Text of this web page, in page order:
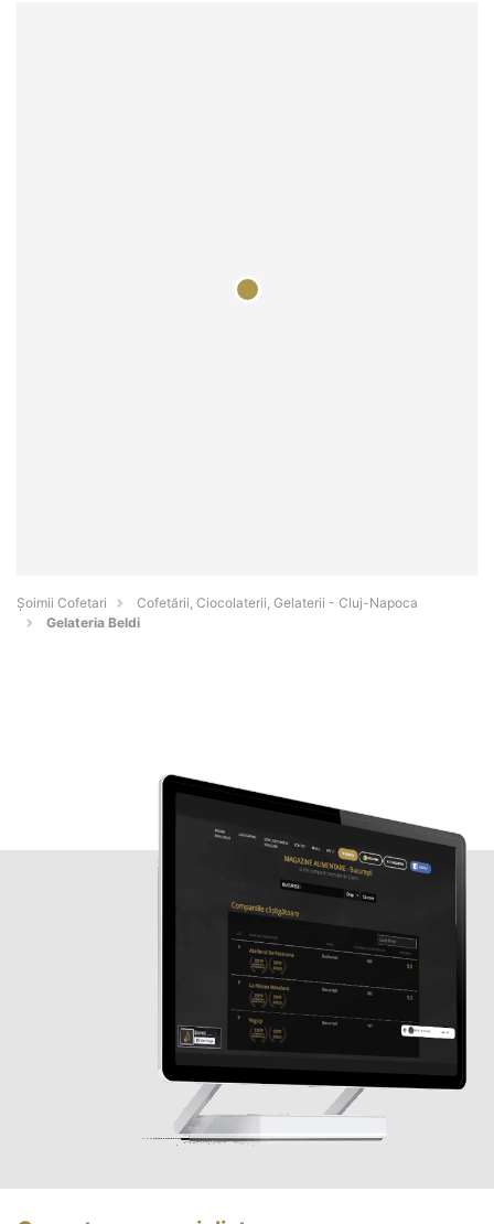
Șoimii Cofetari
Cofetării, Ciocolaterii, Gelaterii - Cluj-Napoca
Gelateria Beldi